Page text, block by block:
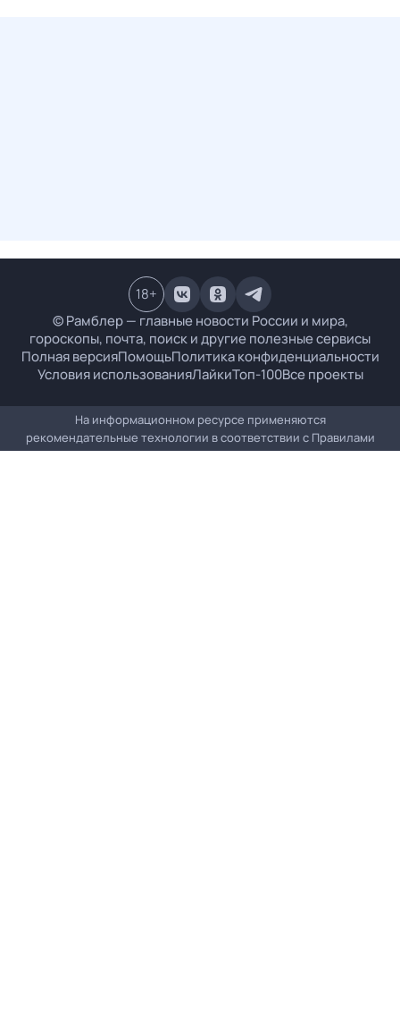
© Рамблер — главные новости России и мира,
гороскопы, почта, поиск и другие полезные сервисы
Полная версияПомощьПолитика конфиденциальности
Условия использованияЛайкиТоп-100Все проекты
18+
На информационном ресурсе применяются
рекомендательные технологии в соответствии с Правилами